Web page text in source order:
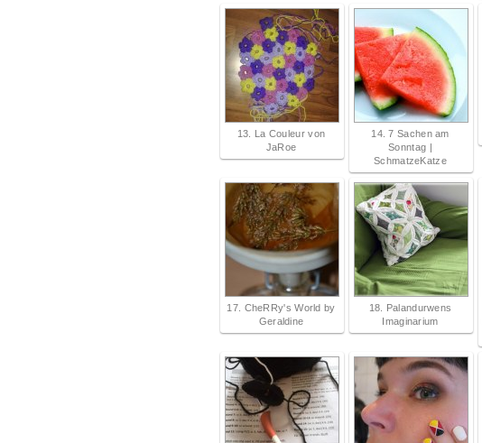
13. La Couleur von
JaRoe
14. 7 Sachen am
Sonntag |
SchmatzeKatze
17. CheRRy's World by
Geraldine
18. Palandurwens
Imaginarium